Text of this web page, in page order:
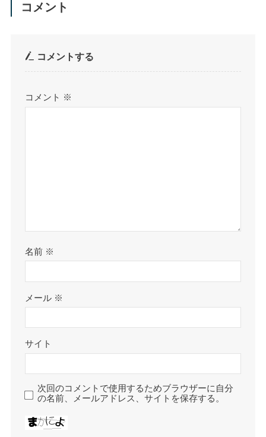
コメント
コメントする
コメント ※
名前 ※
メール ※
サイト
次回のコメントで使用するためブラウザーに自分
の名前、メールアドレス、サイトを保存する。